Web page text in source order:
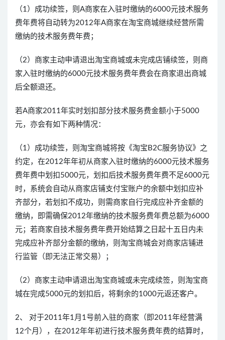
（1）成功续签，则A商家在入驻时缴纳的6000元技术服务
费年费将自动转为2012年A商家在淘宝商城继续经营所需
缴纳的技术服务费年费；
（2）商家主动申请退出淘宝商城或未完成店铺续签，则商
家入驻时缴纳的6000元技术服务费年费会在商家退出商城
后全额退还。
若A商家2011年实时划扣部分技术服务费金额小于5000
元，亦会有如下两种情况：
（1）成功续签，则淘宝商城将按《淘宝B2C服务协议》之
约定，在2012年年初从商家入驻时缴纳的6000元技术服务
费年费中划扣5000元，划扣后技术服务费年费不足6000元
时，系统会自动从商家店铺支付宝账户的余额中划扣应补
齐部分，若划扣不成功，则需商家自行完成应补齐金额的
缴纳，即需确保2012年缴纳的技术服务费年费总额为6000
元；若商家自技术服务费年费开始结算之日起十五日内未
完成应补齐部分金额的缴纳，则淘宝商城会对商家店铺进
行监管（即无法正常交易）；
（2）商家主动申请退出淘宝商城或未完成续签，则淘宝商
城在完成5000元的划扣后，将剩余的1000元返还客户。
2、 对于2011年1月1号前入驻的商家（即2011年经营满
12个月），在2012年年初进行技术服务费年费的结算时，